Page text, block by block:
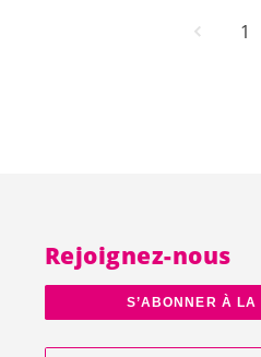
1
Rejoignez-nous
S’ABONNER À LA